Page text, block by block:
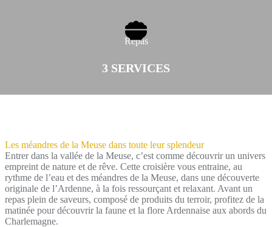
Repas
3 SERVICES
Les méandres de la Meuse dans toute leur splendeur
Entrer dans la vallée de la Meuse, c’est comme découvrir un univers
empreint de nature et de rêve. Cette croisière vous entraine, au
rythme de l’eau et des méandres de la Meuse, dans une découverte
originale de l’Ardenne, à la fois ressourçant et relaxant. Avant un
repas plein de saveurs, composé de produits du terroir, profitez de la
matinée pour découvrir la faune et la flore Ardennaise aux abords du
Charlemagne.